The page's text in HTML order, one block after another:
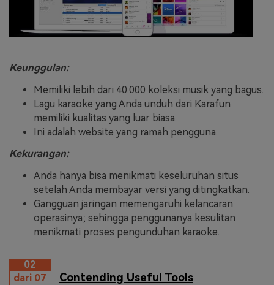
Keunggulan:
Memiliki lebih dari 40.000 koleksi musik yang bagus.
Lagu karaoke yang Anda unduh dari Karafun
memiliki kualitas yang luar biasa.
Ini adalah website yang ramah pengguna.
Kekurangan:
Anda hanya bisa menikmati keseluruhan situs
setelah Anda membayar versi yang ditingkatkan.
Gangguan jaringan memengaruhi kelancaran
operasinya; sehingga penggunanya kesulitan
menikmati proses pengunduhan karaoke.
02
dari 07
Contending Useful Tools